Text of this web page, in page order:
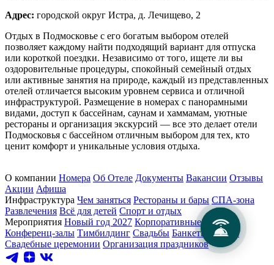
Адрес: городской округ Истра, д. Лечищево, 2
Отдых в Подмосковье с его богатым выбором отелей
позволяет каждому найти подходящий вариант для отпуска
или короткой поездки. Независимо от того, ищете ли вы
оздоровительные процедуры, спокойный семейный отдых
или активные занятия на природе, каждый из представленных
отелей отличается высоким уровнем сервиса и отличной
инфраструктурой. Размещение в номерах с панорамными
видами, доступ к бассейнам, саунам и хаммамам, уютные
рестораны и организация экскурсий — все это делает отели
Подмосковья с бассейном отличным выбором для тех, кто
ценит комфорт и уникальные условия отдыха.
О компании Номера Об Отеле Документы Вакансии Отзывы
Акции Афиша
Инфраструктура Чем заняться Рестораны и бары СПА-зона
Развлечения Всё для детей Спорт и отдых
Мероприятия Новый год 2027 Корпоративные клиенты
Конференц-залы Тимбилдинг Свадьбы Банкетные залы
Свадебные церемонии Организация праздников